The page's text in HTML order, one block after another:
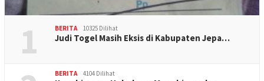
1 BERITA 10325 Dilihat
Judi Togel Masih Eksis di Kabupaten Jepa…
BERITA 4104 Dilihat